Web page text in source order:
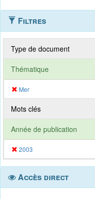
Filtres
Type de document
Thématique
Mer
Mots clés
Année de publication
2003
Accès direct